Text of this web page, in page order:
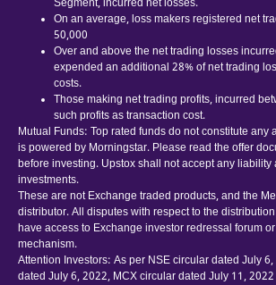
Segment, incurred net losses.
On an average, loss makers registered net
50,000
Over and above the net trading losses
expended an additional 28% of net trading
costs.
Those making net trading profits, incurred
such profits as transaction cost.
Mutual Funds: Top rated funds do not constitute any
is powered by Morningstar. Please read the offer
before investing. Upstox shall not accept any liability
investments.
These are not Exchange traded products, and the
distributor. All disputes with respect to the
have access to Exchange investor redressal forum
mechanism.
Attention Investors: As per NSE circular dated July
dated July 6, 2022, MCX circular dated July 11,